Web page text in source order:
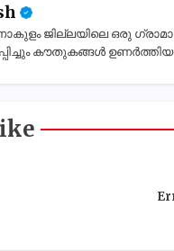
ജില്ലയിലെ ഒരു
കൗതുകങ്ങൾ